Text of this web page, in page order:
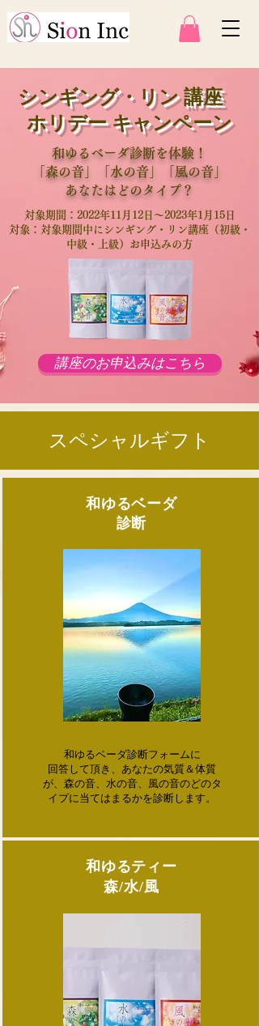
​シンギング・リン 講座
ホリデー キャンペーン
和ゆるベーダ診断を体験！
「森の音」「水の音」「風の音」
あなたはどのタイプ？
対象期間：2022年11月12日～2023年1月15日
対象：対象期間中にシンギング・リン講座（初級・
中級・上級）お申込みの方
講座のお申込みはこちら
スペシャルギフト
和ゆるベーダ
診断
和ゆるベーダ診断フォームに
回答して頂き、あなたの気質＆体質
が、森の音、水の音、風の音のどのタ
イプに当てはまるかを診断します。
​和ゆるティー
森/水/風